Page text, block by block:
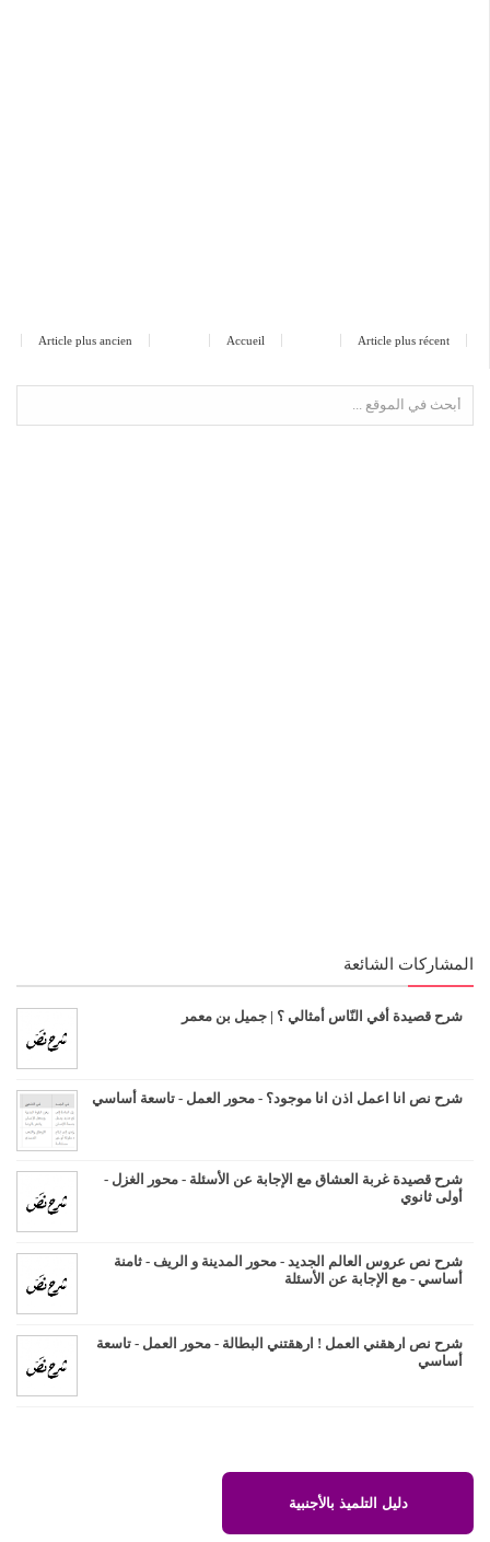
Article plus récent
Article plus ancien Accueil
المشاركات الشائعة
شرح قصيدة أفي النّاس أمثالي ؟ | جميل بن معمر
شرح نص انا اعمل اذن انا موجود؟ - محور العمل - تاسعة أساسي
شرح قصيدة غربة العشاق مع الإجابة عن الأسئلة - محور الغزل -
أولى ثانوي
شرح نص عروس العالم الجديد - محور المدينة و الريف - ثامنة
أساسي - مع الإجابة عن الأسئلة
شرح نص ارهقني العمل ! ارهقتني البطالة - محور العمل - تاسعة
أساسي
دليل التلميذ بالأجنبية